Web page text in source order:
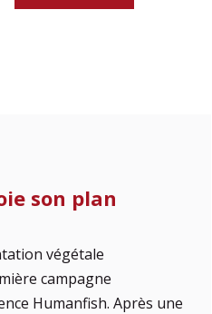
son plan
végétale
campagne
Humanfish. Après une